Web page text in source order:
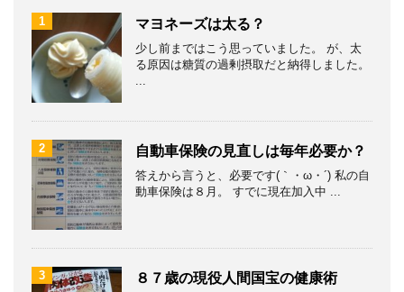
1 マヨネーズは太る？
少し前まではこう思っていました。 が、太
る原因は糖質の過剰摂取だと納得しました。
...
2 自動車保険の見直しは毎年必要か？
答えから言うと、必要です(｀・ω・´) 私の自
動車保険は８月。 すでに現在加入中 ...
3 ８７歳の現役人間国宝の健康術